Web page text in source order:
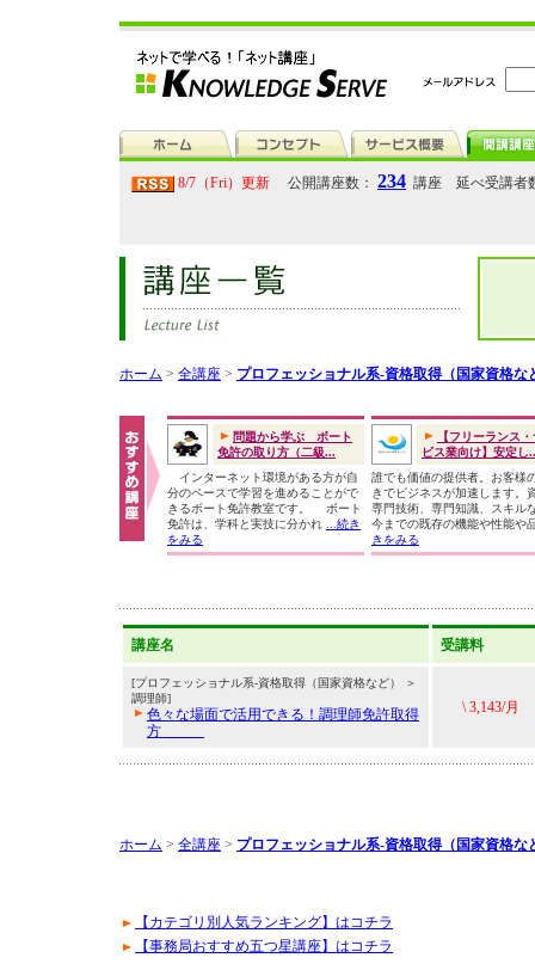
8/7（Fri）更新 公開講座数： 234 講座 延べ受講者
ホーム > 全講座 > プロフェッショナル系-資格取得（国家資格な
問題から学ぶ ボート
免許の取り方（二級...
インターネット環境がある方が自
分のペースで学習を進めることがで
きるボート免許教室です。 ボート
免許は、学科と実技に分かれ
...続き
をみる
【フリーランス
ビス業向け】安定し
誰でも価値の提供者。お客様
きでビジネスが加速します。
専門技術、専門知識、スキル
今までの既存の機能や性能や
きをみる
講座名 受講料
[プロフェッショナル系-資格取得（国家資格など） ＞
調理師]
色々な場面で活用できる！調理師免許取得
方
\ 3,143/月
ホーム > 全講座 > プロフェッショナル系-資格取得（国家資格な
【カテゴリ別人気ランキング】はコチラ
【事務局おすすめ五つ星講座】はコチラ